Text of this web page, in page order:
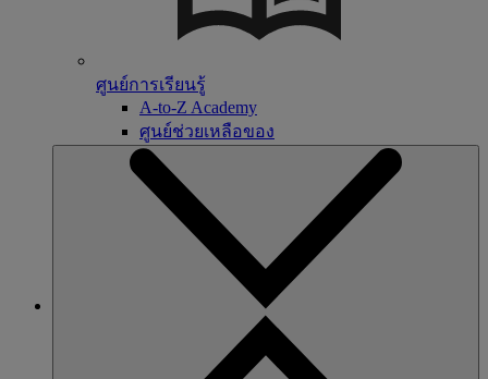
ศูนย์การเรียนรู้
A-to-Z Academy
ศูนย์ช่วยเหลือของ